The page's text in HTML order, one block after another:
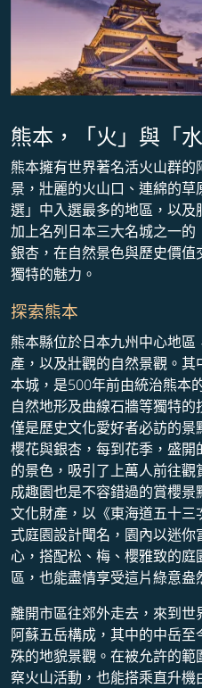
熊本，「火」與「
熊本擁有世界著名活火山群
景，壯麗的火山口、連綿的
選」中入選最多的地區，以及
加上名列日本三大名城之一
銀杏，在自然景色與歷史價
獨特的魅力。
探索熊本
熊本縣位於日本九州中心地
產，以及壯觀的自然景觀。
本城，是500年前由統治熊本
自然地形及曲線石牆等獨特
僅是歷史文化愛好者必訪的
櫻花與銀杏，每到花季，盛
的景色，吸引了上萬人前往
成趣園也是不容錯過的賞櫻
文化財產，以《東海道五十
式庭園設計聞名，園內以迷
心，搭配松、梅、櫻雅致的
區，也能盡情享受這片綠意盎
離開市區往郊外走去，來到
阿蘇五岳構成，其中的中岳
殊的地貌景觀。在被允許的
察火山活動，也能搭乘直升